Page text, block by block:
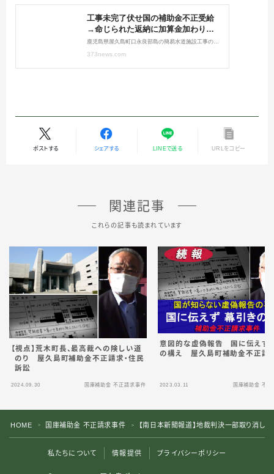
ポストする シェアする LINEで送る URLをコピー
関連記事
これらの記事も読まれています
【視点】荒木町長、最高裁への険しい道
のり 屋久島町補助金不正請求・住民
訴訟
2024.09.30 国庫補助金 不正請求事件
意図的な虚偽報告 国に伝えず
の構え 屋久島町補助金不正請
2023.03.11 国庫補助金 不
HOME ＞ 国庫補助金 不正請求事件 ＞ 【南日本新聞報道】地裁判決一部取り消
私たちについて 情報提供 プライバシーポリシー